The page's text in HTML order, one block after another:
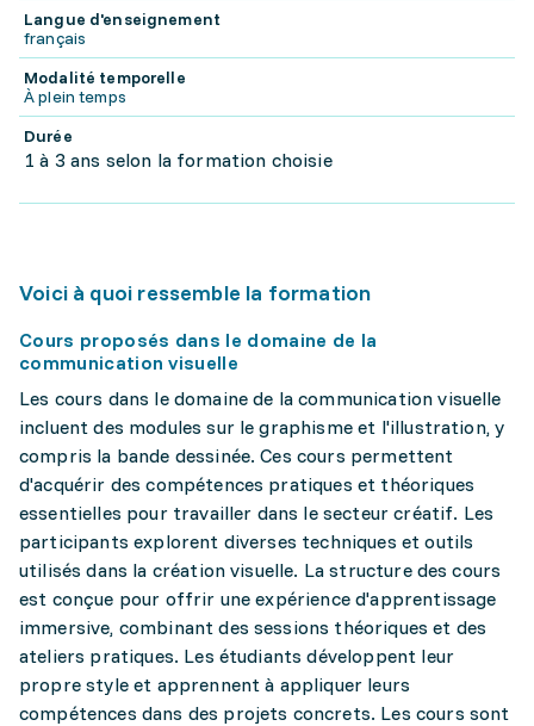
Langue d'enseignement
français
Modalité temporelle
À plein temps
Durée
1 à 3 ans selon la formation choisie
Voici à quoi ressemble la formation
Cours proposés dans le domaine de la
communication visuelle
Les cours dans le domaine de la communication visuelle
incluent des modules sur le graphisme et l'illustration, y
compris la bande dessinée. Ces cours permettent
d'acquérir des compétences pratiques et théoriques
essentielles pour travailler dans le secteur créatif. Les
participants explorent diverses techniques et outils
utilisés dans la création visuelle. La structure des cours
est conçue pour offrir une expérience d'apprentissage
immersive, combinant des sessions théoriques et des
ateliers pratiques. Les étudiants développent leur
propre style et apprennent à appliquer leurs
compétences dans des projets concrets. Les cours sont